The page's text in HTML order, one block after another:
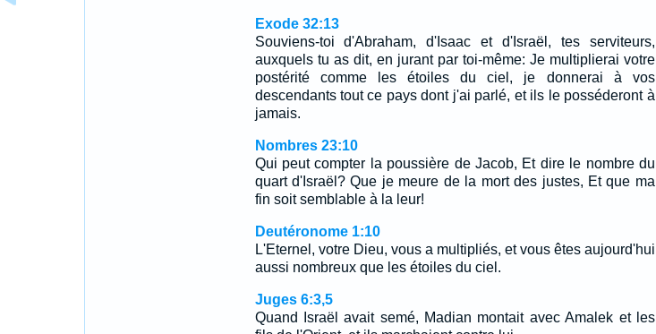
Exode 32:13
Souviens-toi d'Abraham, d'Isaac et d'Israël, tes serviteurs,
auxquels tu as dit, en jurant par toi-même: Je multiplierai votre
postérité comme les étoiles du ciel, je donnerai à vos
descendants tout ce pays dont j'ai parlé, et ils le posséderont à
jamais.
Nombres 23:10
Qui peut compter la poussière de Jacob, Et dire le nombre du
quart d'Israël? Que je meure de la mort des justes, Et que ma
fin soit semblable à la leur!
Deutéronome 1:10
L'Eternel, votre Dieu, vous a multipliés, et vous êtes aujourd'hui
aussi nombreux que les étoiles du ciel.
Juges 6:3,5
Quand Israël avait semé, Madian montait avec Amalek et les